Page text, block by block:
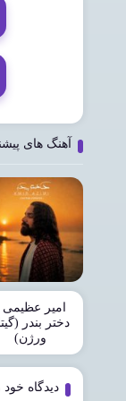
آهنگ های
امیر
دختر بندر
ورژن)
دیدگاه خود